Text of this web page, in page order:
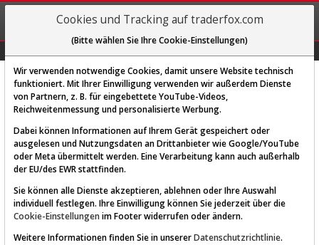
REGIS-
TRIEREN
Diese Funktion ist nur für
AKTIEN-TERMINAL
Cookies und Tracking auf traderfox.com
(Bitte wählen Sie Ihre Cookie-Einstellungen)
Wir verwenden notwendige Cookies, damit unsere Website technisch
funktioniert. Mit Ihrer Einwilligung verwenden wir außerdem Dienste
von Partnern, z. B. für eingebettete YouTube-Videos,
Reichweitenmessung und personalisierte Werbung.
Dabei können Informationen auf Ihrem Gerät gespeichert oder
ausgelesen und Nutzungsdaten an Drittanbieter wie Google/YouTube
oder Meta übermittelt werden. Eine Verarbeitung kann auch außerhalb
der EU/des EWR stattfinden.
Sie können alle Dienste akzeptieren, ablehnen oder Ihre Auswahl
individuell festlegen. Ihre Einwilligung können Sie jederzeit über die
Cookie-Einstellungen im Footer widerrufen oder ändern.
Weitere Informationen finden Sie in unsererDatenschutzrichtlinie.